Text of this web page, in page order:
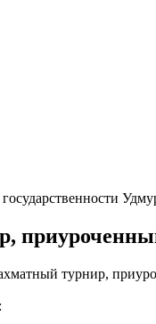
турнир,